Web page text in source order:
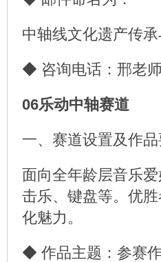
中轴线文化遗产传
◆ 咨询电话：邢老
06乐动中轴赛道
一、赛道设置及作
面向全年龄层音乐
击乐、键盘等。优
化魅力。
◆ 作品主题：参赛